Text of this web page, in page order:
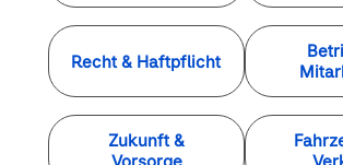
Recht & Haftpflicht
Zukunft &